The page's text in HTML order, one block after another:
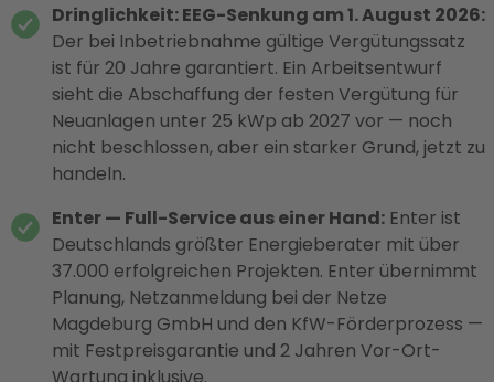
Dringlichkeit: EEG-Senkung am 1. August 2026:
Der bei Inbetriebnahme gültige Vergütungssatz
ist für 20 Jahre garantiert. Ein Arbeitsentwurf
sieht die Abschaffung der festen Vergütung für
Neuanlagen unter 25 kWp ab 2027 vor — noch
nicht beschlossen, aber ein starker Grund, jetzt zu
handeln.
Enter — Full-Service aus einer Hand: Enter ist
Deutschlands größter Energieberater mit über
37.000 erfolgreichen Projekten. Enter übernimmt
Planung, Netzanmeldung bei der Netze
Magdeburg GmbH und den KfW-Förderprozess —
mit Festpreisgarantie und 2 Jahren Vor-Ort-